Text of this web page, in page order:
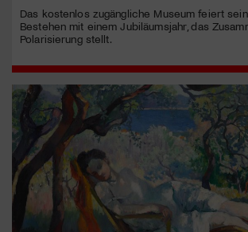
Das kostenlos zugängliche Museum feiert
Bestehen mit einem Jubiläumsjahr, das
Polarisierung stellt.